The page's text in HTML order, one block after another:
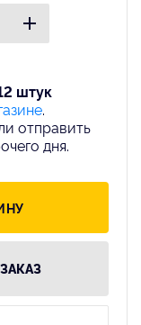
штук
.
отправить
дня.